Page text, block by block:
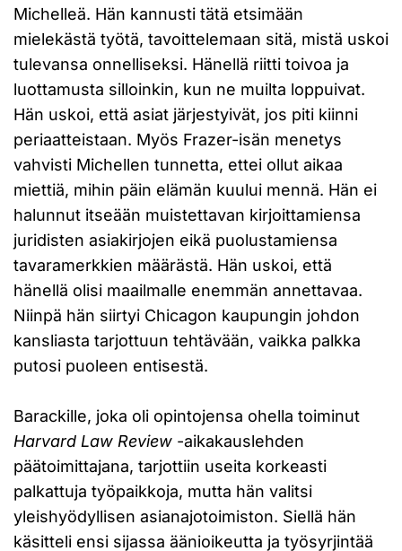
Michelleä. Hän kannusti tätä etsimään
mielekästä työtä, tavoittelemaan sitä, mistä uskoi
tulevansa onnelliseksi. Hänellä riitti toivoa ja
luottamusta silloinkin, kun ne muilta loppuivat.
Hän uskoi, että asiat järjestyivät, jos piti kiinni
periaatteistaan. Myös Frazer-isän menetys
vahvisti Michellen tunnetta, ettei ollut aikaa
miettiä, mihin päin elämän kuului mennä. Hän ei
halunnut itseään muistettavan kirjoittamiensa
juridisten asiakirjojen eikä puolustamiensa
tavaramerkkien määrästä. Hän uskoi, että
hänellä olisi maailmalle enemmän annettavaa.
Niinpä hän siirtyi Chicagon kaupungin johdon
kansliasta tarjottuun tehtävään, vaikka palkka
putosi puoleen entisestä.
Barackille, joka oli opintojensa ohella toiminut
Harvard Law Review -aikakauslehden
päätoimittajana, tarjottiin useita korkeasti
palkattuja työpaikkoja, mutta hän valitsi
yleishyödyllisen asianajotoimiston. Siellä hän
käsitteli ensi sijassa äänioikeutta ja työsyrjintää